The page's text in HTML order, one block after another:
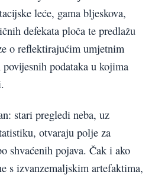
leće, gama bljeskova,
defekata ploča te predlažu
o reflektirajućim umjetnim
podataka u kojima
stari pregledi neba, uz
otvaraju polje za
shvaćenih pojava. Čak i ako
s izvanzemaljskim artefaktima,